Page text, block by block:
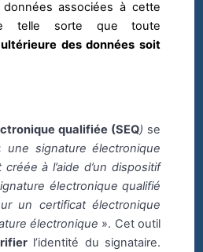
associées à cette
telle sorte que toute
des données soit
qualifiée (SEQ) se
une signature électronique
à l’aide d’un dispositif
électronique qualifié
un certificat électronique
électronique ». Cet outil
l’identité du signataire.